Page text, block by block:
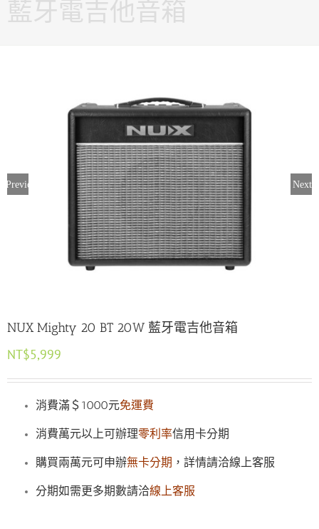
藍牙電吉他音箱
Previous Next
NUX Mighty 20 BT 20W 藍牙電吉他音箱
NT$5,999
消費滿＄1000元免運費
消費萬元以上可辦理零利率信用卡分期
購買兩萬元可申辦無卡分期 ，詳情請洽線上客服
分期如需更多期數請洽線上客服